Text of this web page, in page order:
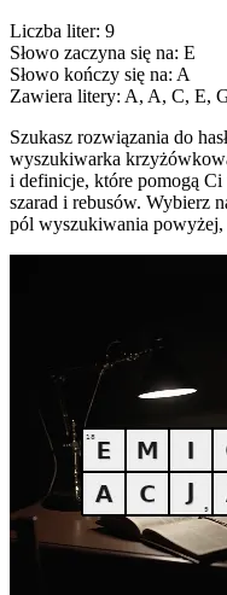
Liczba liter: 9
Słowo zaczyna się na: E
Słowo kończy się na: A
Zawiera litery: A, A, C, E,
Szukasz rozwiązania do
wyszukiwarka
i definicje, które pomogą
szarad i rebusów. Wybierz
pól wyszukiwania powyżej,